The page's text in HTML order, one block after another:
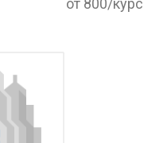
от 800/курс